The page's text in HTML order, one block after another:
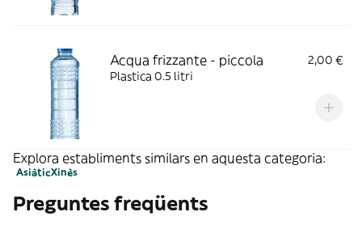
Acqua frizzante - piccola
2,00 €
Plastica 0.5 litri
Explora establiments similars en aquesta categoria:
AsiàticXinès
Preguntes freqüents